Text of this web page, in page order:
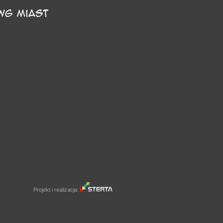
Projekt i realizacja: